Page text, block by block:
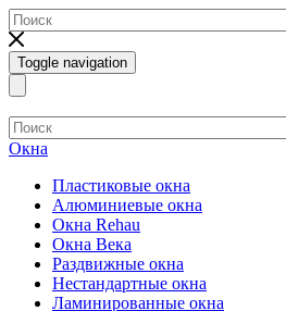
Toggle navigation
Окна
Пластиковые окна
Алюминиевые окна
Окна Rehau
Окна Века
Раздвижные окна
Нестандартные окна
Ламинированные окна